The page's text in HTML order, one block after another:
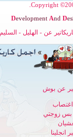
Copyright
Development And D
عن - الهليل - السليم
عن بوش
بس زوجتي
انجلينا